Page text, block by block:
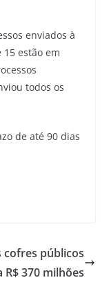
enviados à
estão em
todos os
de até 90 dias
cofres públicos
370 milhões